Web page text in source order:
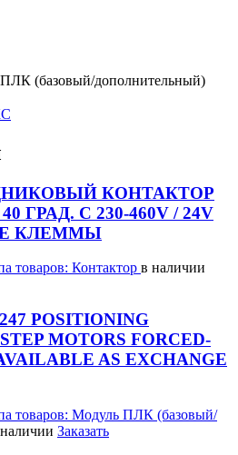
(базовый/дополнительный)
КОНТАКТОР
ГРАД. C 230-460V / 24V
КЛЕММЫ
товаров: Контактор в наличии
POSITIONING
MOTORS FORCED-
AS EXCHANGE
товаров: Модуль ПЛК (базовый/
Заказать